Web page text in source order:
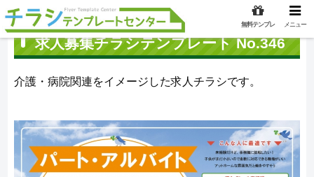
求人募集チラシテンプレート No.346
介護・病院関連をイメージした求人チラシです。
無料テンプレ メニュー